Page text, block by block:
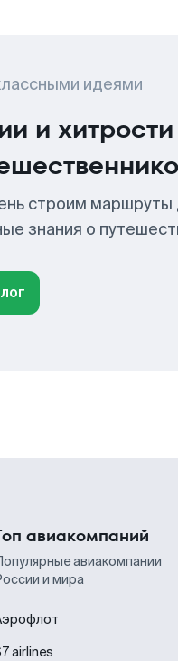
идеями
и хитрости
строим маршруты
знания о
авиакомпаний
авиакомпании
и мира
airlines